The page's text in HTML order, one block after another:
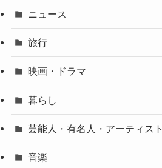
ニュース
旅行
映画・ドラマ
暮らし
芸能人・有名人・アーティスト
音楽